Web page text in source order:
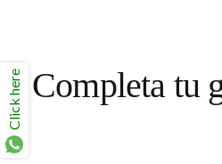
Completa tu
Click here